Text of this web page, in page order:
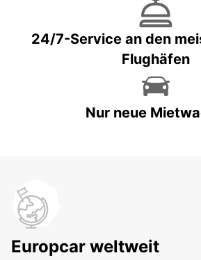
24/7-Service an den
Flughäfen
Nur neue
Europcar weltweit